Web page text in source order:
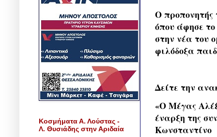
Ο προπονητής
όπου άφησε
στην νέα του
φιλόδοξα
Δείτε την
«Ο Μέγας
έναρξη της
Κωνσταντίνο
Κοσμήματα Α. Λούστας -
Λ. Θυσιάδης στην Αριδαία